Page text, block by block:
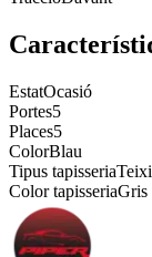
EstatOcasió
Portes5
Places5
ColorBlau
Tipus tapisseria
Color tapisseriaGris